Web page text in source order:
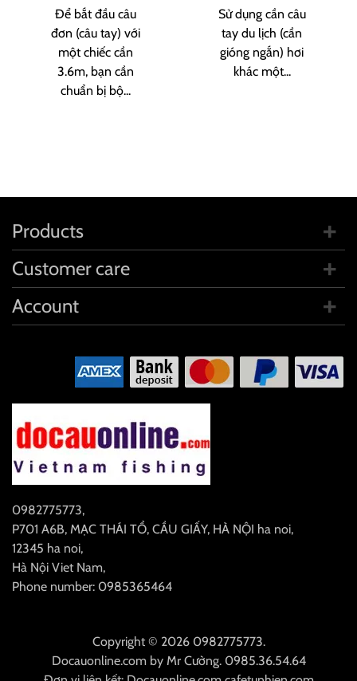
Để bắt đầu câu
đơn (câu tay) với
một chiếc cần
3.6m, bạn cần
chuẩn bị bộ...
Sử dụng cần câu
tay du lịch (cần
gióng ngắn) hơi
khác một...
0982775773,
P701 A6B, MẠC THÁI TỔ, CẦU GIẤY, HÀ NỘI ha noi,
12345 ha noi,
Hà Nội Viet Nam,
Phone number: 0985365464
Products
Customer care
Account
Copyright © 2026 0982775773.
Docauonline.comby Mr Cường. 0985.36.54.64